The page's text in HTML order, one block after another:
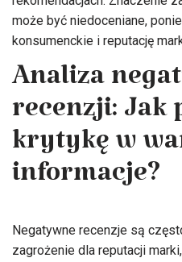
może być niedoceniane,
konsumenckie i reputację
Analiza
recenzji: Jak
krytykę w
informacje?
Negatywne recenzje są
zagrożenie dla reputacji